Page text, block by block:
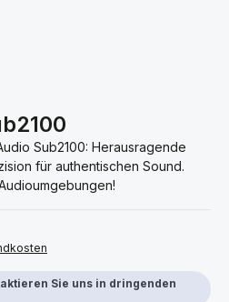
Sub2100: Herausragende
für authentischen Sound.
Sie uns in dringenden